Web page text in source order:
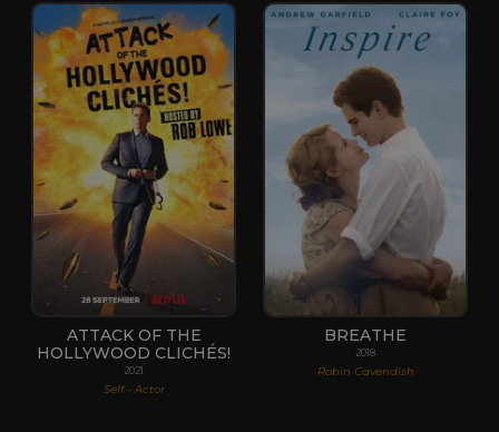
ATTACK OF THE
HOLLYWOOD CLICHÉS!
2021
Self - Actor
BREATHE
2018
Robin Cavendish